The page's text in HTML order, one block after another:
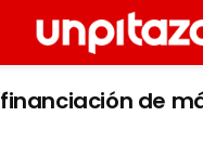
financiación de